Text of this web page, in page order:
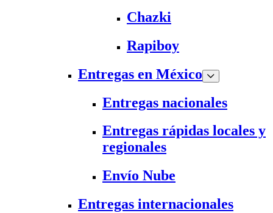
Chazki
Rapiboy
Entregas en México
Entregas nacionales
Entregas rápidas locales y
regionales
Envío Nube
Entregas internacionales